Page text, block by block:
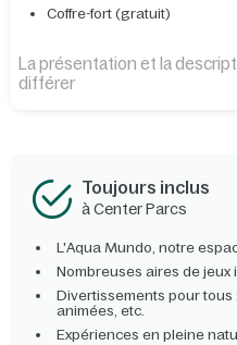
Coffre-fort (gratuit)
La présentation et la
différer
Toujours inclus
à Center Parcs
L'Aqua Mundo, notre
Nombreuses aires de
Divertissements pour tous
animées, etc.
Expériences en pleine